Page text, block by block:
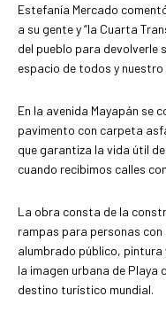
Estefanía Mercado
a su gente y “la Cuarta
del pueblo para devolverle
espacio de todos y
En la avenida Mayapán se
pavimento con carpeta
que garantiza la vida útil
cuando recibimos calles
La obra consta de la
rampas para personas
alumbrado público,
la imagen urbana de Playa
destino turístico mundial.